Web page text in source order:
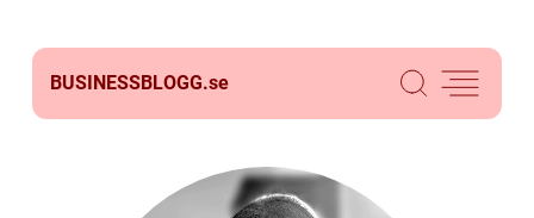
BUSINESSBLOGG.se